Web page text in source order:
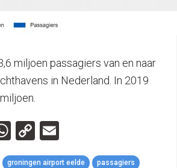
miljoen passagiers van en naar
in Nederland. In 2019
WhatsApp
Copy
Link
groningen airport eelde passagiers